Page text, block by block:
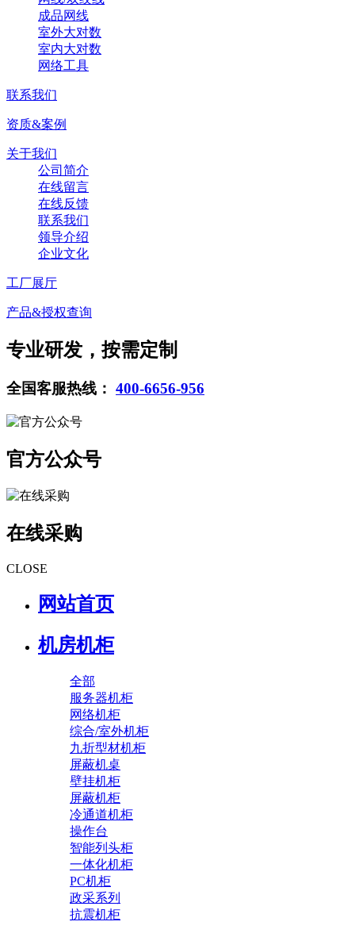
成品网线
室外大对数
室内大对数
网络工具
联系我们
资质&案例
关于我们
公司简介
在线留言
在线反馈
联系我们
领导介绍
企业文化
工厂展厅
产品&授权查询
专业研发，按需定制
全国客服热线： 400-6656-956
官方公众号
在线采购
CLOSE
网站首页
机房机柜
全部
服务器机柜
网络机柜
综合/室外机柜
九折型材机柜
屏蔽机桌
壁挂机柜
屏蔽机柜
冷通道机柜
操作台
智能列头柜
一体化机柜
PC机柜
政采系列
抗震机柜